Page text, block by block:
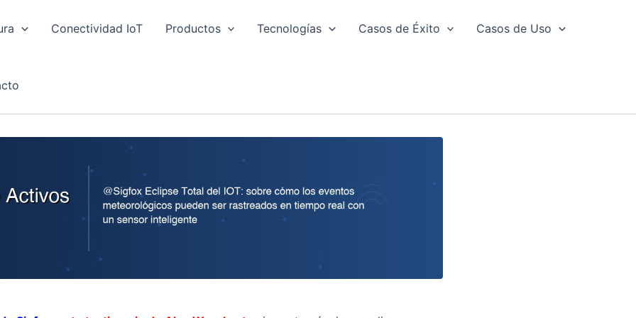
Conectividad IoT Productos Tecnologías Casos de Éxito Casos de Uso